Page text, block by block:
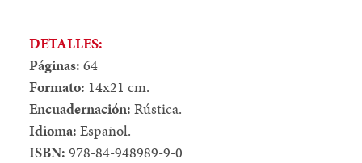
DETALLES:
Páginas:64
Formato: 14x21 cm.
Encuadernación:Rústica.
Idioma:Español.
ISBN:978-84-948989-9-0